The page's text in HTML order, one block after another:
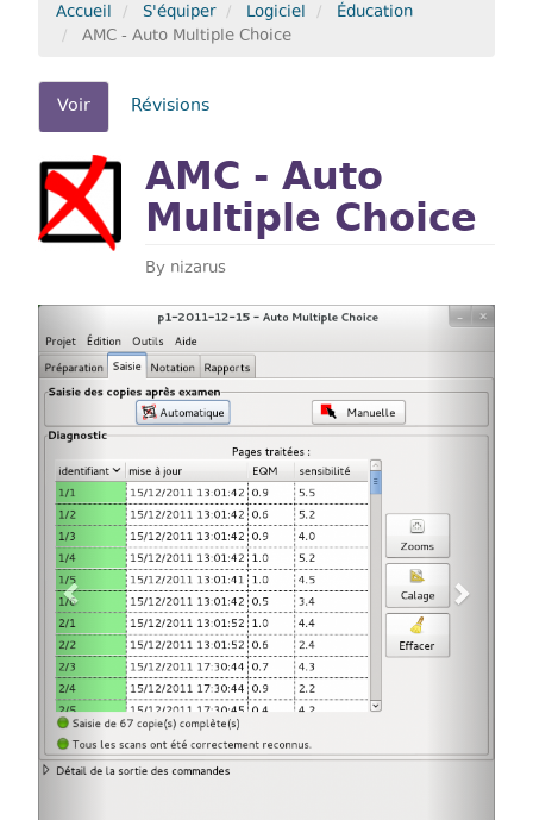
Accueil S'équiper Logiciel
Éducation
AMC - Auto Multiple Choice
Onglets
principaux
Voir (onglet
actif)
Révisions
AMC - Auto
Multiple Choice
By nizarus
Previous Next